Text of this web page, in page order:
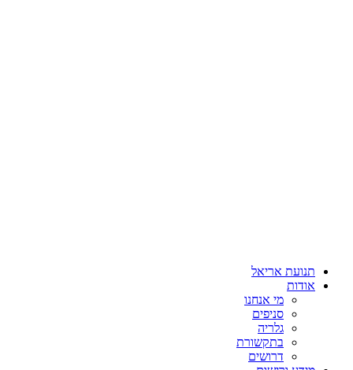
תנועת אריאל
אודות
מי אנחנו
סניפים
גלריה
בתקשורת
דרושים